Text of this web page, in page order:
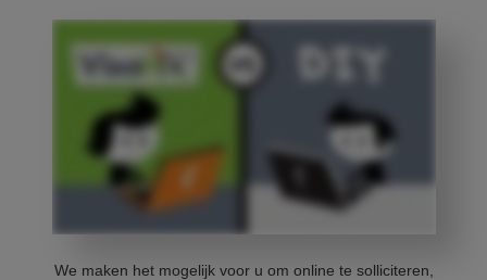
We maken het mogelijk voor u om online te solliciteren,